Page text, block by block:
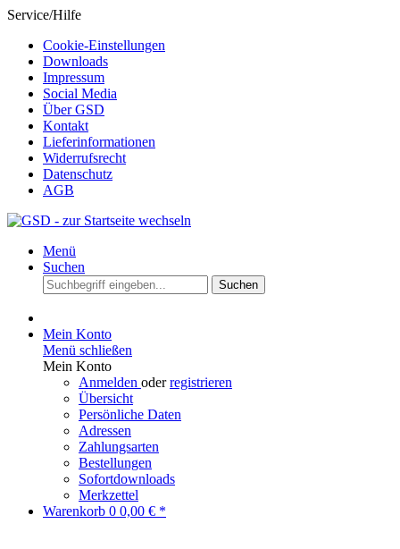
Service/Hilfe
Cookie-Einstellungen
Downloads
Impressum
Social Media
Über GSD
Kontakt
Lieferinformationen
Widerrufsrecht
Datenschutz
AGB
Menü
Suchen
Suchen
Mein Konto
Menü schließen
Mein Konto
Anmelden oderregistrieren
Übersicht
Persönliche Daten
Adressen
Zahlungsarten
Bestellungen
Sofortdownloads
Merkzettel
Warenkorb 0 0,00 € *